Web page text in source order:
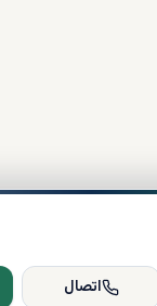
اتصال